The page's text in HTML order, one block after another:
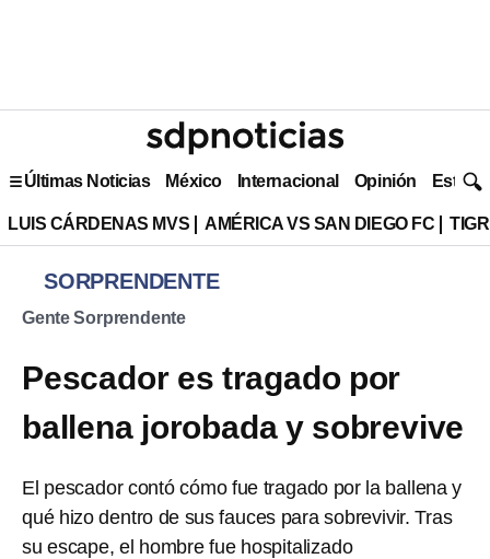
Últimas Noticias México Internacional Opinión Estilo
LUIS CÁRDENAS MVS AMÉRICA VS SAN DIEGO FC
SORPRENDENTE
Gente Sorprendente
Pescador es tragado por
ballena jorobada y sobrevive
El pescador contó cómo fue tragado por la ballena y
qué hizo dentro de sus fauces para sobrevivir. Tras
su escape, el hombre fue hospitalizado